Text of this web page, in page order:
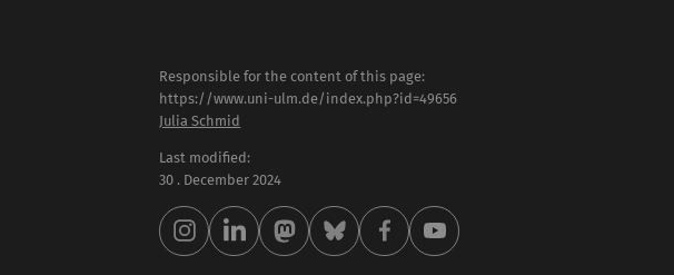
Responsible for the content of this page:
https://www.uni-ulm.de/index.php?id=49656
Julia Schmid
Last modified:
30 . December 2024